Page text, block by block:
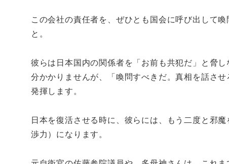
この会社の責任者を、ぜひとも国会に呼び出して
と。
彼らは日本国内の関係者を「お前も共犯だ」と脅
分かかりませんが、「喚問すべきだ。真相を話さ
発揮します。
日本を復活させる時に、彼らには、もう二度と邪
渉力）になります。